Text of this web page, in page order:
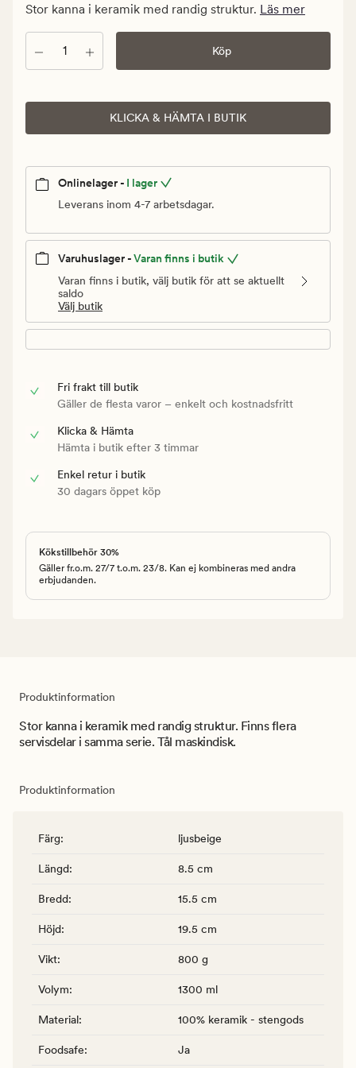
Ordinarie
Stor kanna i keramik med randig struktur. Läs mer
Antal Köp
KLICKA & HÄMTA I BUTIK
Onlinelager - I lager
Leverans inom 4-7 arbetsdagar.
Varuhuslager -Varan finns i butik
Varan finns i butik, välj butik för att se aktuellt
saldo
Välj butik
Fri frakt till butik
Gäller de flesta varor – enkelt och kostnadsfritt
Klicka & Hämta
Hämta i butik efter 3 timmar
Enkel retur i butik
30 dagars öppet köp
Kökstillbehör 30%
Gäller fr.o.m. 27/7 t.o.m. 23/8. Kan ej kombineras med andra
erbjudanden.
Produktinformation
Stor kanna i keramik med randig struktur. Finns flera
servisdelar i samma serie. Tål maskindisk.
Produktinformation
Färg: ljusbeige
Längd: 8.5 cm
Bredd: 15.5 cm
Höjd: 19.5 cm
Vikt: 800 g
Volym: 1300 ml
Material: 100% keramik - stengods
Foodsafe: Ja